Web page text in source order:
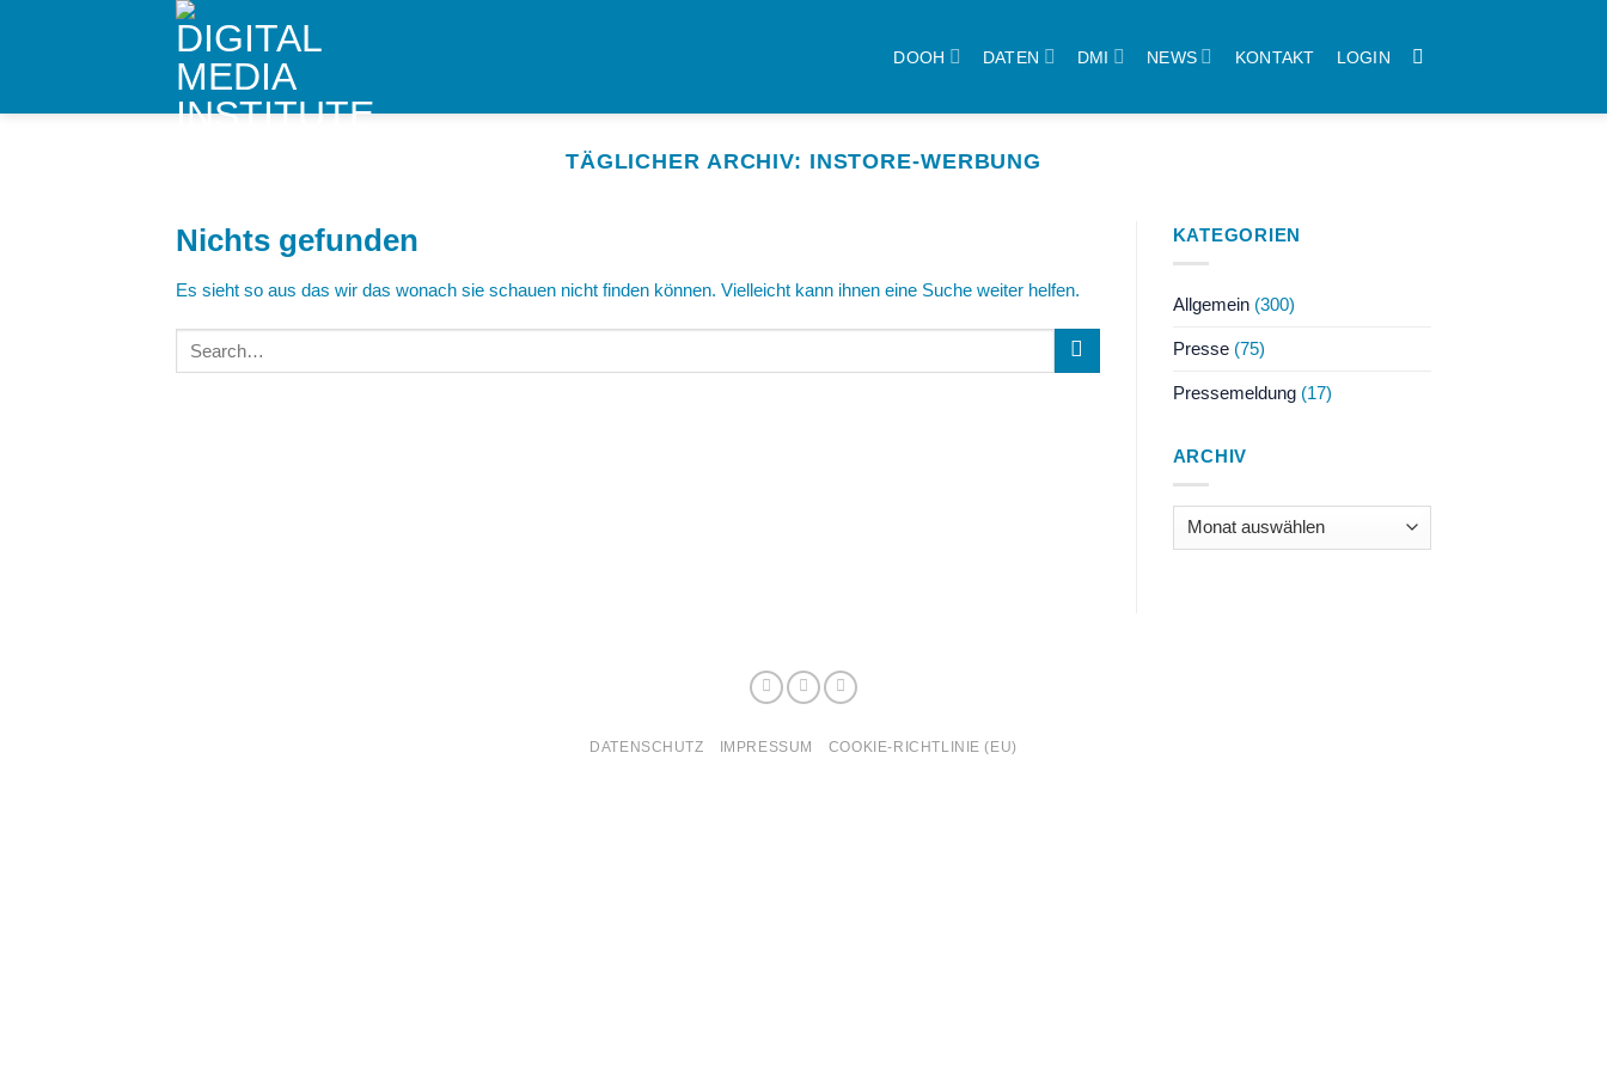
DOOH DATEN DMI NEWS KONTAKT LOGIN
TÄGLICHER ARCHIV: INSTORE-WERBUNG
Nichts gefunden
Es sieht so aus das wir das wonach sie schauen nicht finden können. Vielleicht kann ihnen eine Suche weiter helfen.
KATEGORIEN
Allgemein(300)
Presse(75)
Pressemeldung(17)
ARCHIV
Archiv
DATENSCHUTZ IMPRESSUM COOKIE-RICHTLINIE (EU)